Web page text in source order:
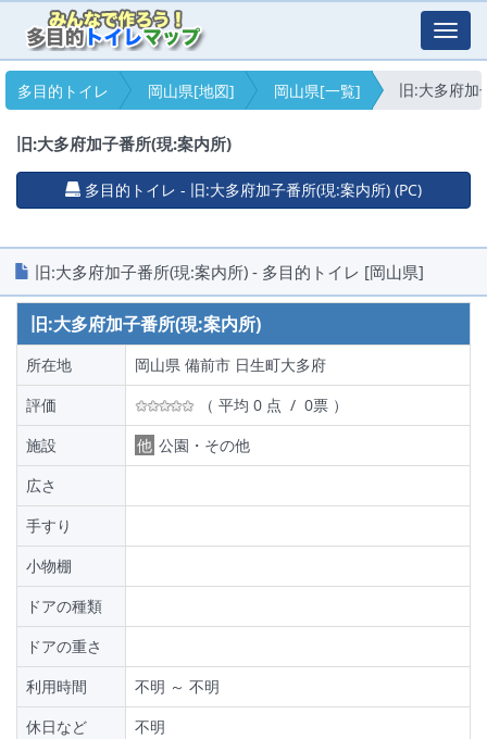
多目的トイレ
岡山県[地図] 岡山県[一覧] 旧:大多府加
旧:大多府加子番所(現:案内所)
多目的トイレ - 旧:大多府加子番所(現:案内所) (PC)
旧:大多府加子番所(現:案内所) - 多目的トイレ [岡山県]
旧:大多府加子番所(現:案内所)
所在地
岡山県 備前市 日生町大多府
評価
（ 平均 0 点 / 0票 ）
施設
他 公園・その他
広さ
手すり
小物棚
ドアの種類
ドアの重さ
利用時間
不明 ～ 不明
休日など
不明